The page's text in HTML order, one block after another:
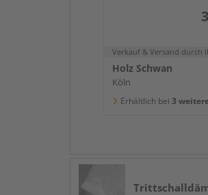
Verkauf & Versand durch
Holz Schwan
Köln
Erhältlich bei 3